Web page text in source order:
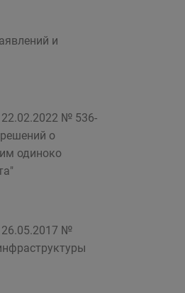
и
22.02.2022 № 536-
о
одиноко
26.05.2017 №